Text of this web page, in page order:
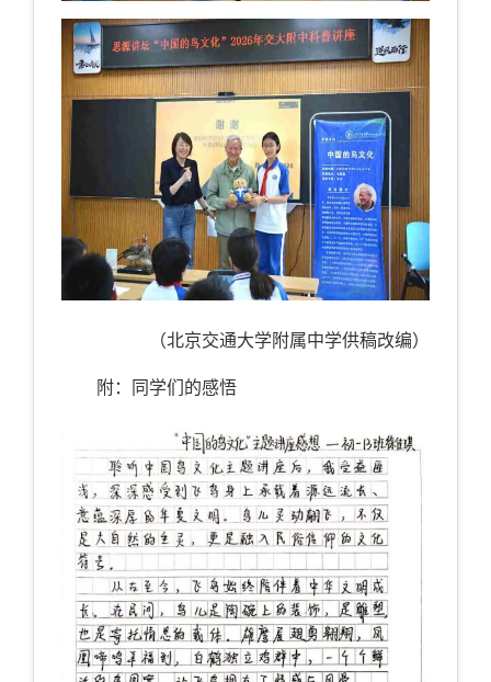
（北京交通大学附属中学供稿改编）
附： 同学们的感悟